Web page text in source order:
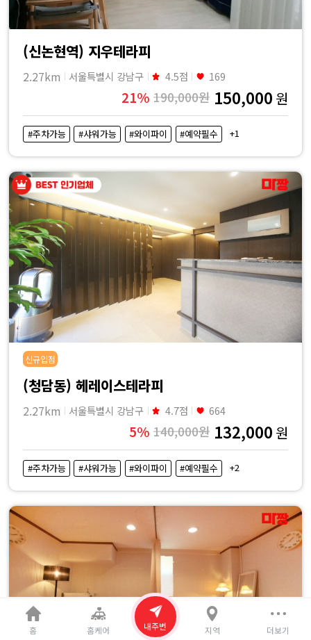
(신논현역) 지우테라피
2.27km 서울특별시 강남구 4.5점 169
21% 190,000원 150,000 원
#주차가능 #샤워가능 #와이파이 #예약필수 +1
신규입점
(청담동) 헤레이스테라피
2.27km 서울특별시 강남구 4.7점 664
5% 140,000원 132,000 원
#주차가능 #샤워가능 #와이파이 #예약필수 +2
홈 홈케어 내주변 지역 더보기